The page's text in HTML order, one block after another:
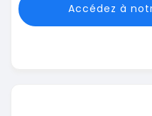
Accédez à